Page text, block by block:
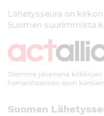
kLähetysseura on
Suomen suurimmista
Olemme jäsenenä
humanitaarisen avun
Suomen